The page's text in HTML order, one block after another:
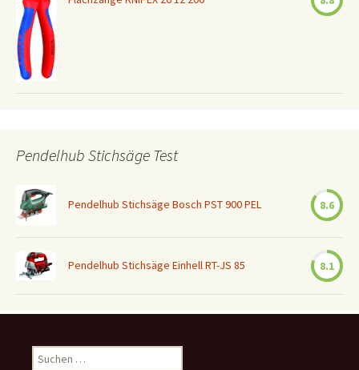
Pendelhub Stichsäge Test
Pendelhub Stichsäge Bosch PST 900 PEL 8.6
Pendelhub Stichsäge Einhell RT-JS 85 8.1
Suchen